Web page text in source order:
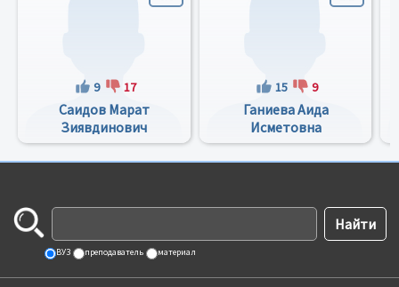
9 17
Саидов Марат
Зиявдинович
15 9
Ганиева Аида
Исметовна
ВУЗ преподаватель материал